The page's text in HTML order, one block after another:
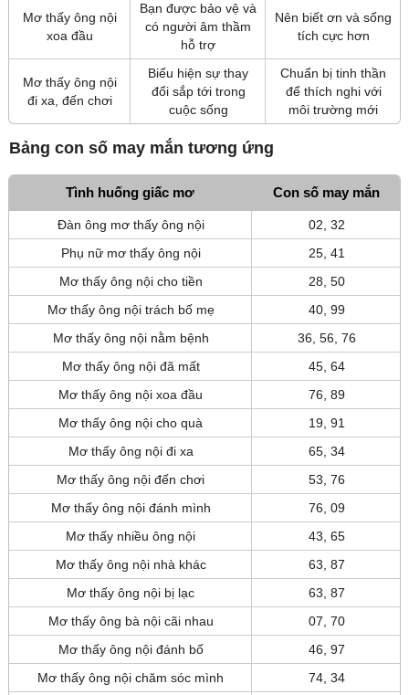
Mơ thấy ông nội
xoa đầu
Bạn được bảo vệ và
có người âm thầm
hỗ trợ
Nên biết ơn và sống
tích cực hơn
Mơ thấy ông nội
đi xa, đến chơi
Biểu hiện sự thay
đổi sắp tới trong
cuộc sống
Chuẩn bị tinh thần
để thích nghi với
môi trường mới
Bảng con số may mắn tương ứng
Tình huống giấc mơ Con số may mắn
Đàn ông mơ thấy ông nội
02, 32
Phụ nữ mơ thấy ông nội
25, 41
Mơ thấy ông nội cho tiền
28, 50
Mơ thấy ông nội trách bố mẹ
40, 99
Mơ thấy ông nội nằm bệnh
36, 56, 76
Mơ thấy ông nội đã mất
45, 64
Mơ thấy ông nội xoa đầu
76, 89
Mơ thấy ông nội cho quà
19, 91
Mơ thấy ông nội đi xa
65, 34
Mơ thấy ông nội đến chơi
53, 76
Mơ thấy ông nội đánh mình
76, 09
Mơ thấy nhiều ông nội
43, 65
Mơ thấy ông nội nhà khác
63, 87
Mơ thấy ông nội bị lạc
63, 87
Mơ thấy ông bà nội cãi nhau
07, 70
Mơ thấy ông nội đánh bố
46, 97
Mơ thấy ông nội chăm sóc mình
74, 34